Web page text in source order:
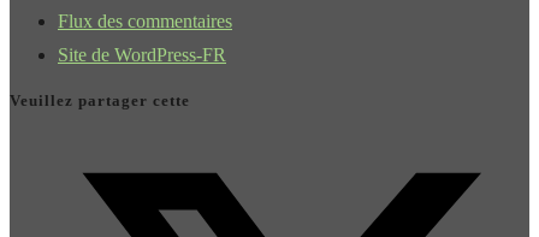
Flux des commentaires
Site de WordPress-FR
Veuillez partager cette